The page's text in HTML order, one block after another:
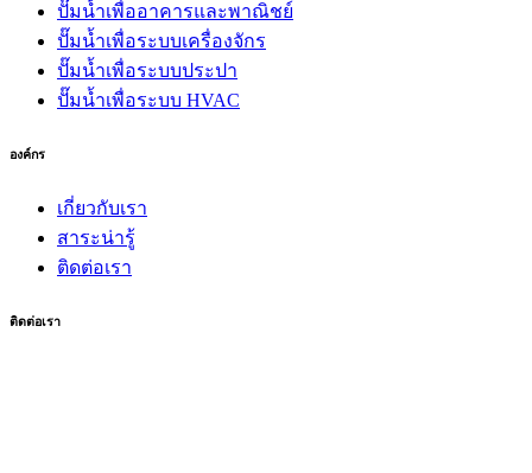
ปั๊มน้ำเพื่ออาคารและพาณิชย์
ปั๊มน้ำเพื่อระบบเครื่องจักร
ปั๊มน้ำเพื่อระบบประปา
ปั๊มน้ำเพื่อระบบ HVAC
องค์กร
เกี่ยวกับเรา
สาระน่ารู้
ติดต่อเรา
ติดต่อเรา